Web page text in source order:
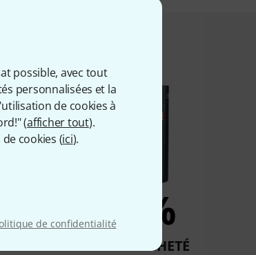
possible, avec tout
personnalisées et la
de cookies à
(afficher tout).
cookies (ici).
de confidentialité
ceci
4%
ONT ACHETÉ